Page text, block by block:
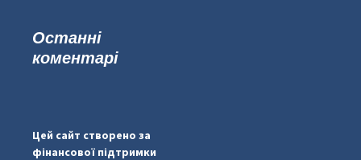
Останні
коментарі
Цей сайт створено за
фінансової підтримки